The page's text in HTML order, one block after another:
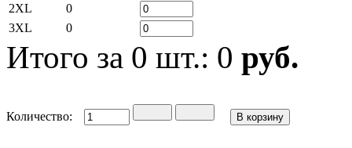
2XL
0
3XL
0
Итого за 0 шт.: 0 руб.
Количество: